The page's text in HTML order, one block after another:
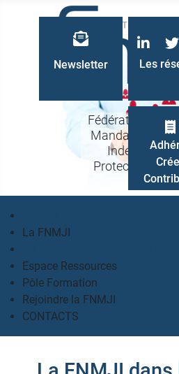
Fédération
Mandataires
Indépendants
Protection des
La FNMJI
Un métier, des valeurs, une
Espace Ressources
Pôle Formation
Rejoindre la FNMJI
CONTACTS
Les
Newsletter